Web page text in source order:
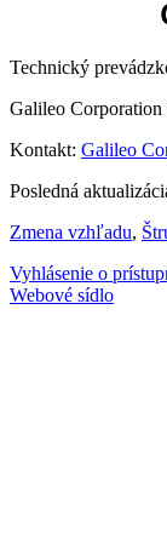
Technický
Galileo Corporation
Kontakt: Galileo
Posledná
Zmena vzhľadu,
Vyhlásenie o
Webové sídlo